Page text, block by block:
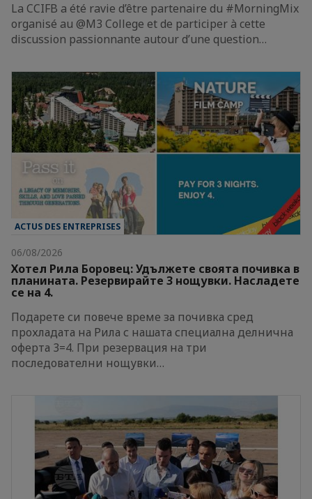
La CCIFB a été ravie d’être partenaire du #MorningMix
organisé au @M3 College et de participer à cette
discussion passionnante autour d’une question…
ACTUS DES ENTREPRISES
06/08/2026
Хотел Рила Боровец: Удължете своята почивка в
планината. Резервирайте 3 нощувки. Насладете
се на 4.
Подарете си повече време за почивка сред
прохладата на Рила с нашата специална делнична
оферта 3=4. При резервация на три
последователни нощувки…